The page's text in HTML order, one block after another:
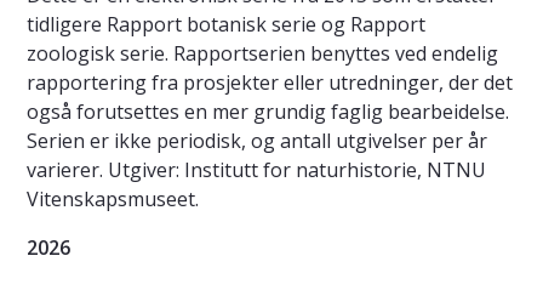
tidligere Rapport botanisk serie og Rapport
zoologisk serie. Rapportserien benyttes ved endelig
rapportering fra prosjekter eller utredninger, der det
også forutsettes en mer grundig faglig bearbeidelse.
Serien er ikke periodisk, og antall utgivelser per år
varierer. Utgiver: Institutt for naturhistorie, NTNU
Vitenskapsmuseet.
2026